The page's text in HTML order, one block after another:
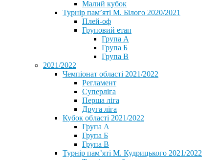
Малий кубок
Турнір пам’яті М. Білого 2020/2021
Плей-оф
Груповий етап
Група А
Група Б
Група В
2021/2022
Чемпіонат області 2021/2022
Регламент
Суперліга
Перша ліга
Друга ліга
Кубок області 2021/2022
Група А
Група Б
Група В
Турнір пам’яті М. Кудрицького 2021/2022